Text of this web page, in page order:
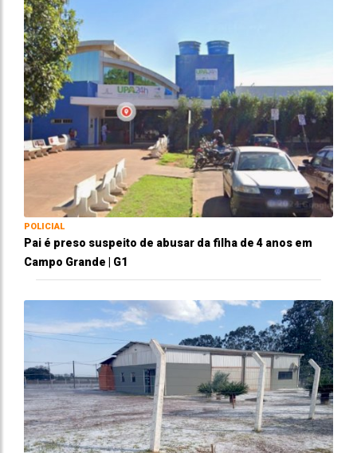
POLICIAL
Pai é preso suspeito de abusar da filha de 4 anos em
Campo Grande | G1